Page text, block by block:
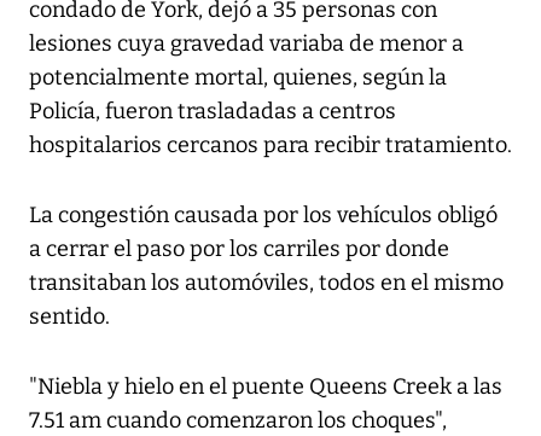
condado de York, dejó a 35 personas con
lesiones cuya gravedad variaba de menor a
potencialmente mortal, quienes, según la
Policía, fueron trasladadas a centros
hospitalarios cercanos para recibir tratamiento.
La congestión causada por los vehículos obligó
a cerrar el paso por los carriles por donde
transitaban los automóviles, todos en el mismo
sentido.
"Niebla y hielo en el puente Queens Creek a las
7.51 am cuando comenzaron los choques",